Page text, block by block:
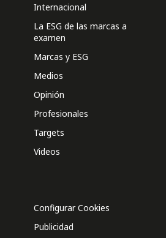
Internacional
La ESG de las marcas a
examen
Marcas y ESG
Medios
Opinión
Profesionales
Targets
Videos
Configurar Cookies
Publicidad